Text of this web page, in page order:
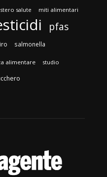
salute miti alimentari
pfas
salmonella
alimentare studio